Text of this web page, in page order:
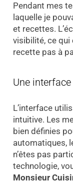
Pendant mes
laquelle je
et recettes.
visibilité, ce qui
recette pas à
Une
L’interface
intuitive. Les
bien définies
automatiques,
n’êtes pas
technologie,
Monsieur